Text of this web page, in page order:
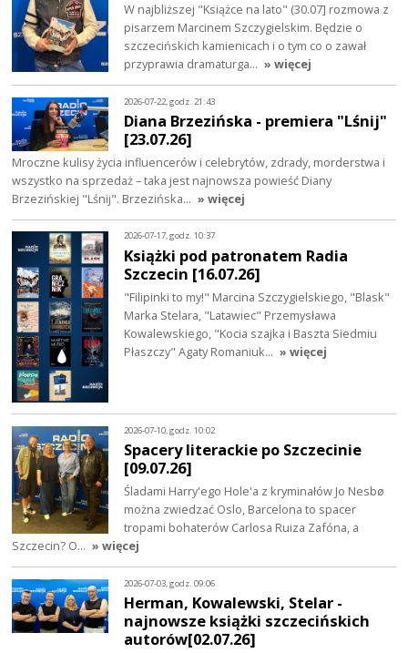
W najbliższej "Książce na lato" (30.07] rozmowa z
pisarzem Marcinem Szczygielskim. Będzie o
szczecińskich kamienicach i o tym co o zawał
przyprawia dramaturga… » więcej
2026-07-22, godz. 21:43
Diana Brzezińska - premiera "Lśnij"
[23.07.26]
Mroczne kulisy życia influencerów i celebrytów, zdrady, morderstwa i
wszystko na sprzedaż – taka jest najnowsza powieść Diany
Brzezińskiej "Lśnij". Brzezińska… » więcej
2026-07-17, godz. 10:37
Książki pod patronatem Radia
Szczecin [16.07.26]
"Filipinki to my!" Marcina Szczygielskiego, "Blask"
Marka Stelara, "Latawiec" Przemysława
Kowalewskiego, "Kocia szajka i Baszta Siedmiu
Płaszczy" Agaty Romaniuk… » więcej
2026-07-10, godz. 10:02
Spacery literackie po Szczecinie
[09.07.26]
Śladami Harry'ego Hole'a z kryminałów Jo Nesbø
można zwiedzać Oslo, Barcelona to spacer
tropami bohaterów Carlosa Ruiza Zafóna, a
Szczecin? O… » więcej
2026-07-03, godz. 09:06
Herman, Kowalewski, Stelar -
najnowsze książki szczecińskich
autorów[02.07.26]